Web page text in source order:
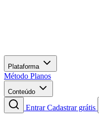
Plataforma
Método Planos
Conteúdo
EntrarCadastrar grátis